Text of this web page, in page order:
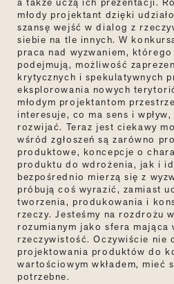
młody projektant dzięki
szansę wejść w dialog z
siebie na tle innych. W
praca nad wyzwaniem,
podejmują, możliwość
krytycznych i spekulatywnych
eksplorowania nowych
młodym projektantom
interesuje, co ma sens i
rozwijać. Teraz jest ciekawy
wśród zgłoszeń są zarówno
produktowe, koncepcje o
produktu do wdrożenia, jak i
bezpośrednio mierzą się z
próbują coś wyrazić, zamiast
tworzenia, produkowania i
rzeczy. Jesteśmy na rozdrożu
rozumianym jako sfera mająca
rzeczywistość. Oczywiście nie
projektowania produktów do
wartościowym wkładem, mieć
potrzebne.